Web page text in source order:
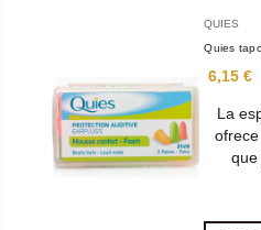
QUIES
Quies
6,15 €
La